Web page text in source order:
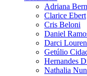
Adriana
Clarice Ebert
Cris Beloni
Daniel
Darci
Getúlio
Hernandes
Nathalia